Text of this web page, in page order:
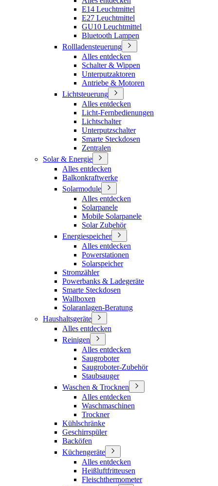
E14 Leuchtmittel
E27 Leuchtmittel
GU10 Leuchtmittel
Bluetooth Lampen
Rollladensteuerung
Alles entdecken
Schalter & Wippen
Unterputzaktoren
Antriebe & Motoren
Lichtsteuerung
Alles entdecken
Licht-Fernbedienungen
Lichtschalter
Unterputzschalter
Smarte Steckdosen
Zentralen
Solar & Energie
Alles entdecken
Balkonkraftwerke
Solarmodule
Alles entdecken
Solarpanele
Mobile Solarpanele
Solar Zubehör
Energiespeicher
Alles entdecken
Powerstationen
Solarspeicher
Stromzähler
Powerbanks & Ladegeräte
Smarte Steckdosen
Wallboxen
Solaranlagen-Beratung
Haushaltsgeräte
Alles entdecken
Reinigen
Alles entdecken
Saugroboter
Saugroboter-Zubehör
Staubsauger
Waschen & Trocknen
Alles entdecken
Waschmaschinen
Trockner
Kühlschränke
Geschirrspüler
Backöfen
Küchengeräte
Alles entdecken
Heißluftfritteusen
Fleischthermometer